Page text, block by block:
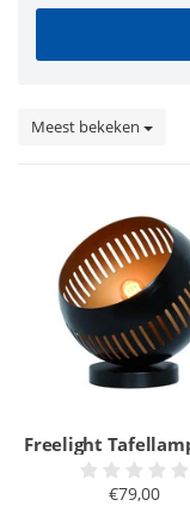
Meest bekeken
Freelight
€79,00